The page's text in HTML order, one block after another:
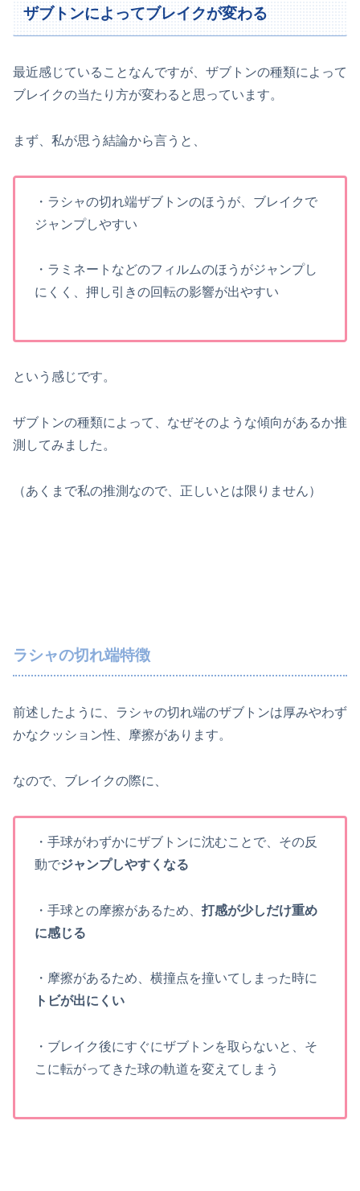
ザブトンによってブレイクが変わる
最近感じていることなんですが、ザブトンの種類によって
ブレイクの当たり方が変わると思っています。
まず、私が思う結論から言うと、
・ラシャの切れ端ザブトンのほうが、ブレイクで
ジャンプしやすい
・ラミネートなどのフィルムのほうがジャンプし
にくく、押し引きの回転の影響が出やすい
という感じです。
ザブトンの種類によって、なぜそのような傾向があるか推
測してみました。
（あくまで私の推測なので、正しいとは限りません）
ラシャの切れ端特徴
前述したように、ラシャの切れ端のザブトンは厚みやわず
かなクッション性、摩擦があります。
なので、ブレイクの際に、
・手球がわずかにザブトンに沈むことで、その反
動でジャンプしやすくなる
・手球との摩擦があるため、 打感が少しだけ重め
に感じる
・摩擦があるため、横撞点を撞いてしまった時に
トビが出にくい
・ブレイク後にすぐにザブトンを取らないと、そ
こに転がってきた球の軌道を変えてしまう